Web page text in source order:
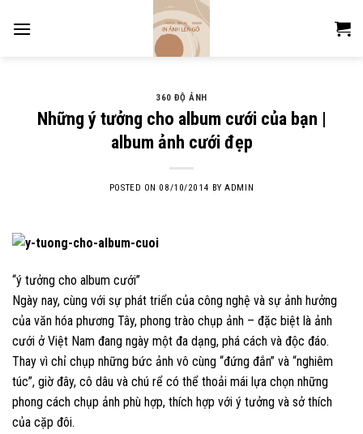
360 ĐỘ ẢNH
Những ý tưởng cho album cưới của bạn |
album ảnh cưới đẹp
POSTED ON 08/10/2014 BYADMIN
“ý tưởng cho album cưới”
Ngày nay, cùng với sự phát triển của công nghệ và sự ảnh hưởng
của văn hóa phương Tây, phong trào chụp ảnh – đặc biệt là ảnh
cưới ở Việt Nam đang ngày một đa dạng, phá cách và độc đáo.
Thay vì chỉ chụp những bức ảnh vô cùng “đứng đắn” và “nghiêm
túc”, giờ đây, cô dâu và chú rể có thể thoải mái lựa chọn những
phong cách chụp ảnh phù hợp, thích hợp với ý tưởng và sở thích
của cặp đôi.